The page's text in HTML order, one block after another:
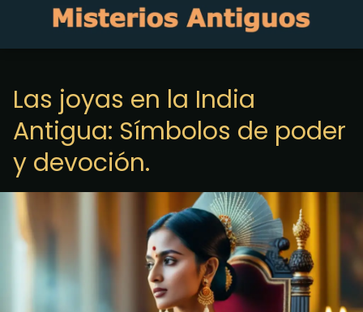
Las joyas en la India
Antigua: Símbolos de poder
y devoción.